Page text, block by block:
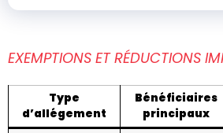
EXEMPTIONS ET RÉDUCTIONS
Type
d’allégement
Bénéficiaires
principaux